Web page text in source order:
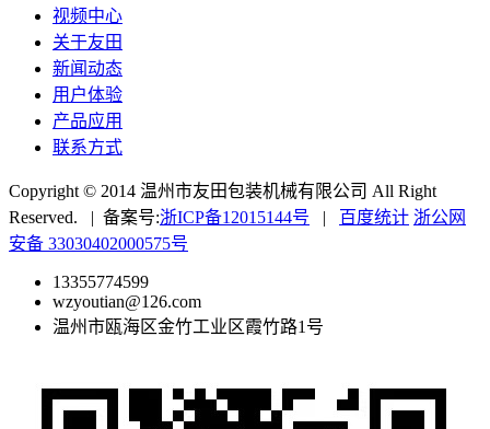
视频中心
关于友田
新闻动态
用户体验
产品应用
联系方式
Copyright © 2014 温州市友田包装机械有限公司 All Right
Reserved. | 备案号:浙ICP备12015144号 | 百度统计 浙公网
安备 33030402000575号
13355774599
wzyoutian@126.com
温州市瓯海区金竹工业区霞竹路1号